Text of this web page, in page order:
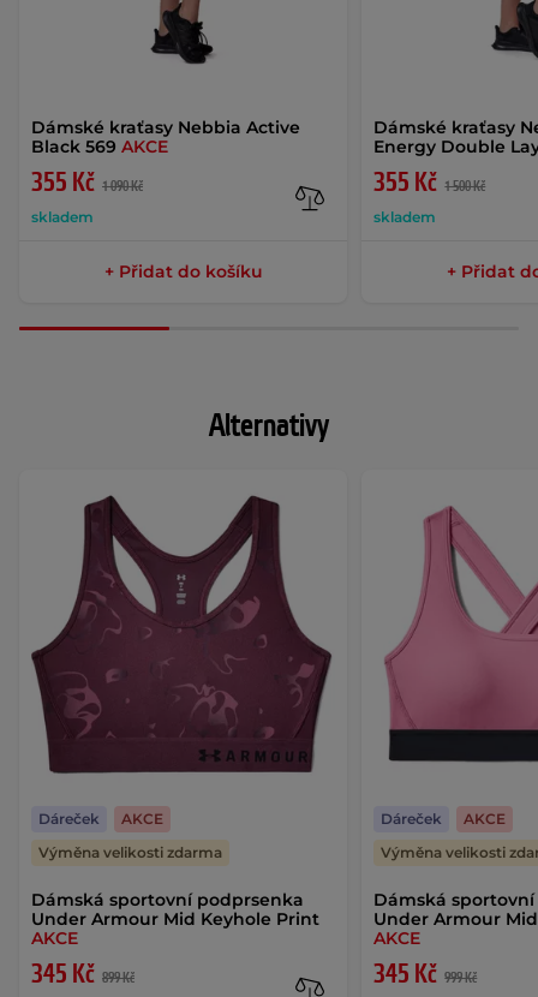
Dámské kraťasy Nebbia Active
Black 569 AKCE
355 Kč 1 090 Kč
skladem
+ Přidat do košíku
Dámské kraťasy
Energy Double
355 Kč 1 500 Kč
skladem
+ Přidat
Alternativy
Dámská sportovní podprsenka
Under Armour Mid Keyhole Print
AKCE
345 Kč 899 Kč
Dáreček
AKCE
Výměna velikosti zdarma
Dámská
Under Armour
AKCE
345 Kč 999 Kč
Dáreček
AKCE
Výměna velikosti